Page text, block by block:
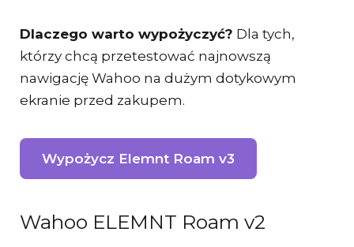
Dlaczego warto wypożyczyć? Dla tych,
którzy chcą przetestować najnowszą
nawigację Wahoo na dużym dotykowym
ekranie przed zakupem.
Wypożycz Elemnt Roam v3
Wahoo ELEMNT Roam v2